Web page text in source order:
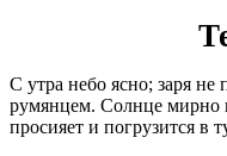
С утра небо ясно; заря не
румянцем. Солнце мирно
просияет и погрузится в